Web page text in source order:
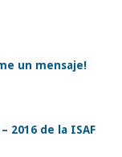
un mensaje!
2016 de la ISAF